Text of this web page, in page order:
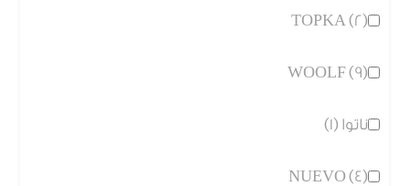
TOPKA (2)
WOOLF (9)
ناتوا (1)
NUEVO (4)